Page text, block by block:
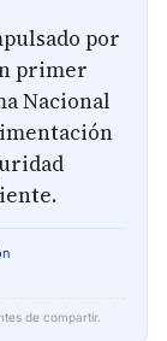
por
primer
Nacional
de compartir.